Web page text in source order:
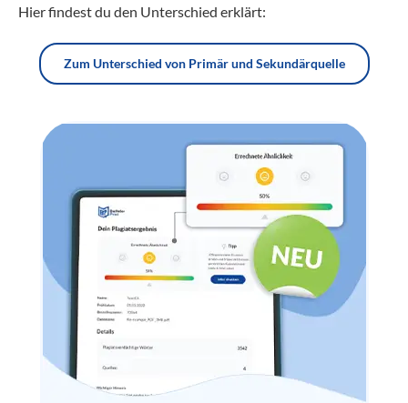
Hier findest du den Unterschied erklärt:
Zum Unterschied von Primär und Sekundärquelle